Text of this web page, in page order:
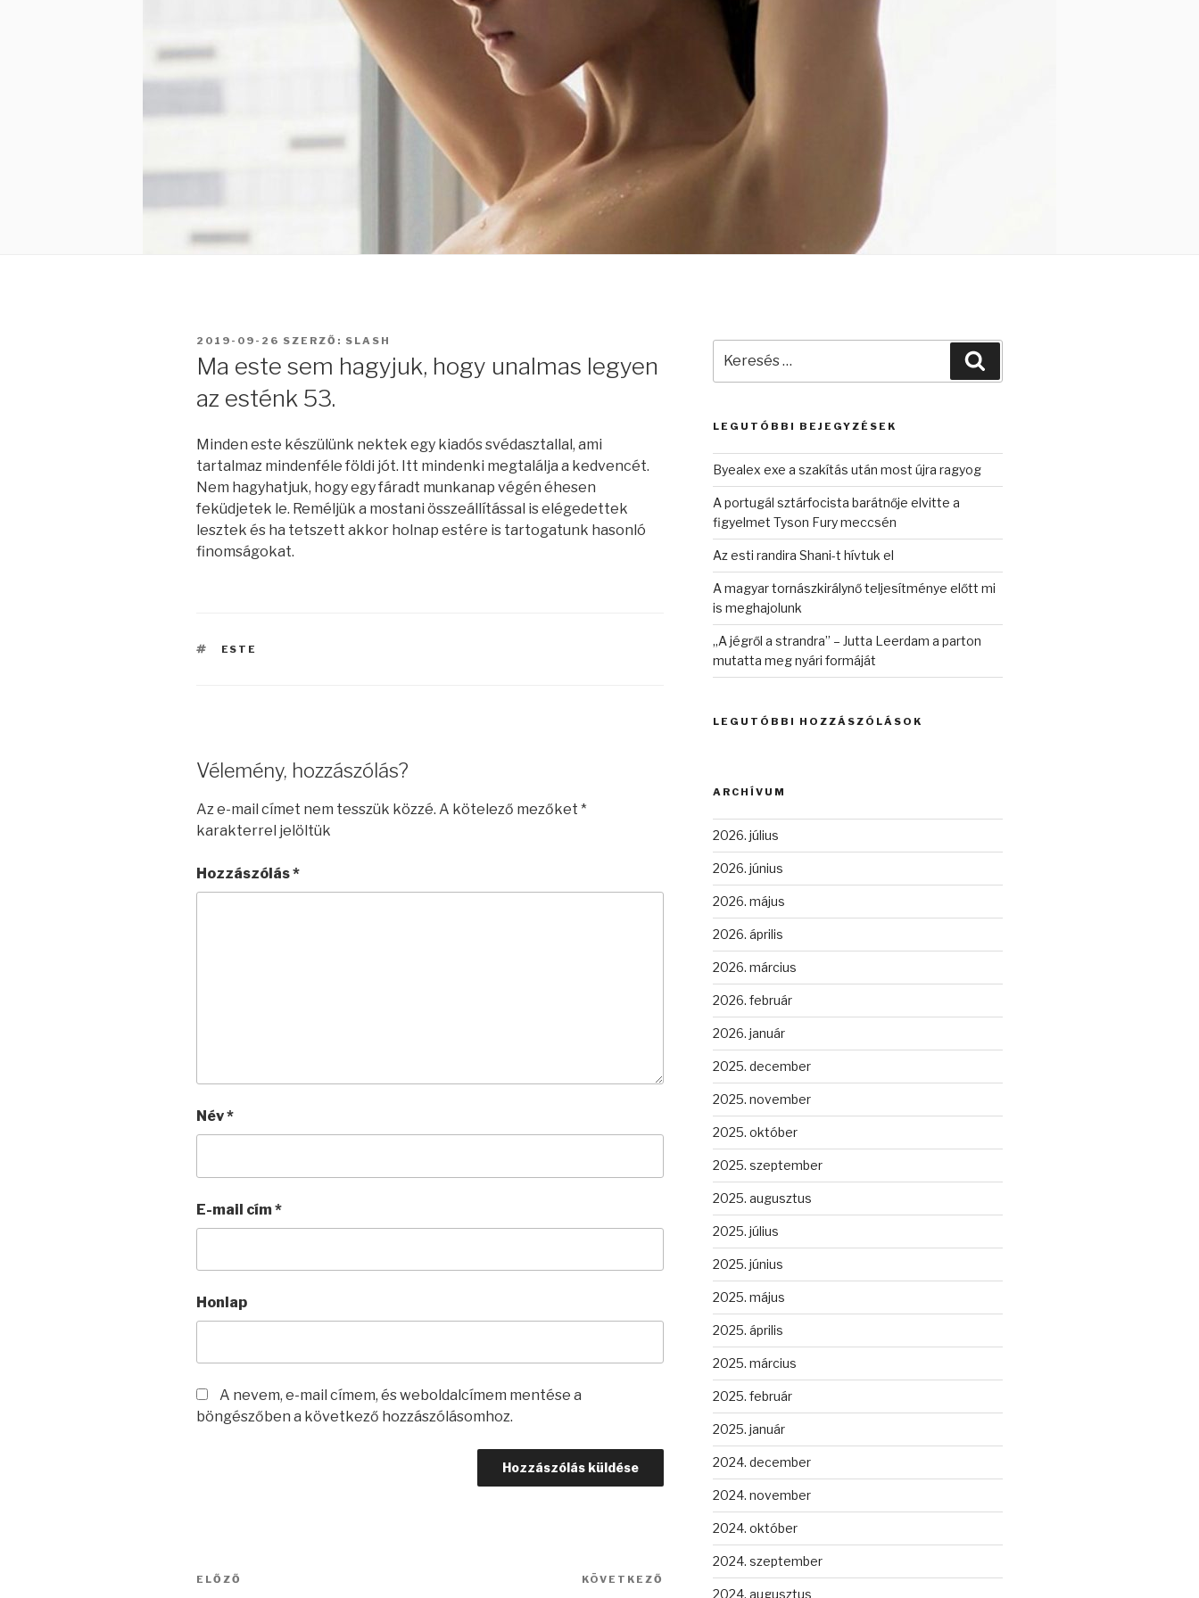
BEKÜLDVE:
2019-09-26 SZERZŐ: SLASH
Ma este sem hagyjuk, hogy unalmas legyen
az esténk 53.
Minden este készülünk nektek egy kiadós svédasztallal, ami
tartalmaz mindenféle földi jót. Itt mindenki megtalálja a kedvencét.
Nem hagyhatjuk, hogy egy fáradt munkanap végén éhesen
feküdjetek le. Reméljük a mostani összeállítással is elégedettek
lesztek és ha tetszett akkor holnap estére is tartogatunk hasonló
finomságokat.
CÍMKÉK
ESTE
Vélemény, hozzászólás?
Az e-mail címet nem tesszük közzé. A kötelező mezőket *
karakterrel jelöltük
Hozzászólás*
Név*
E-mail cím*
Honlap
A nevem, e-mail címem, és weboldalcímem mentése a
böngészőben a következő hozzászólásomhoz.
Bejegyzés
Korábbi
ELŐZŐ
Következő
KÖVETKEZŐ
következő
LEGUTÓBBI BEJEGYZÉSEK
Byealex exe a szakítás után most újra ragyog
A portugál sztárfocista barátnője elvitte a
figyelmet Tyson Fury meccsén
Az esti randira Shani-t hívtuk el
A magyar tornászkirálynő teljesítménye előtt mi
is meghajolunk
„A jégről a strandra” – Jutta Leerdam a parton
mutatta meg nyári formáját
LEGUTÓBBI HOZZÁSZÓLÁSOK
ARCHÍVUM
2026. július
2026. június
2026. május
2026. április
2026. március
2026. február
2026. január
2025. december
2025. november
2025. október
2025. szeptember
2025. augusztus
2025. július
2025. június
2025. május
2025. április
2025. március
2025. február
2025. január
2024. december
2024. november
2024. október
2024. szeptember
2024. augusztus